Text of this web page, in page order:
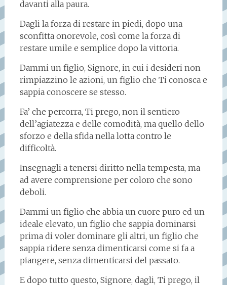
davanti alla paura.
Dagli la forza di restare in piedi, dopo una
sconfitta onorevole, così come la forza di
restare umile e semplice dopo la vittoria.
Dammi un figlio, Signore, in cui i desideri non
rimpiazzino le azioni, un figlio che Ti conosca e
sappia conoscere se stesso.
Fa’ che percorra, Ti prego, non il sentiero
dell’agiatezza e delle comodità, ma quello dello
sforzo e della sfida nella lotta contro le
difficoltà.
Insegnagli a tenersi diritto nella tempesta, ma
ad avere comprensione per coloro che sono
deboli.
Dammi un figlio che abbia un cuore puro ed un
ideale elevato, un figlio che sappia dominarsi
prima di voler dominare gli altri, un figlio che
sappia ridere senza dimenticarsi come si fa a
piangere, senza dimenticarsi del passato.
E dopo tutto questo, Signore, dagli, Ti prego, il